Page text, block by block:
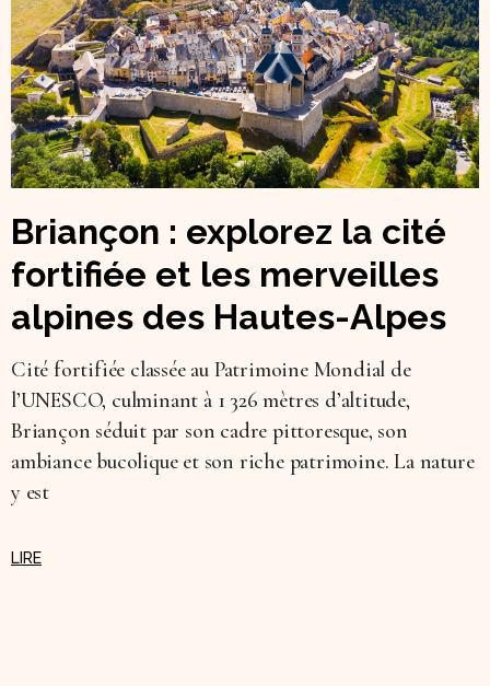
Briançon : explorez la cité
fortifiée et les merveilles
alpines des Hautes-Alpes
Cité fortifiée classée au Patrimoine Mondial de
l’UNESCO, culminant à 1 326 mètres d’altitude,
Briançon séduit par son cadre pittoresque, son
ambiance bucolique et son riche patrimoine. La nature
y est